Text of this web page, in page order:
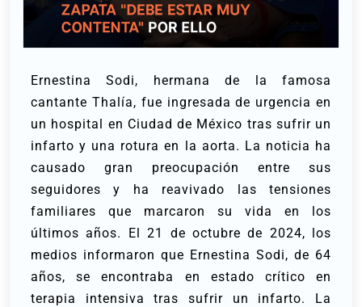
Ernestina Sodi, hermana de la famosa
cantante Thalía, fue ingresada de urgencia en
un hospital en Ciudad de México tras sufrir un
infarto y una rotura en la aorta. La noticia ha
causado gran preocupación entre sus
seguidores y ha reavivado las tensiones
familiares que marcaron su vida en los
últimos años. El 21 de octubre de 2024, los
medios informaron que Ernestina Sodi, de 64
años, se encontraba en estado crítico en
terapia intensiva tras sufrir un infarto. La